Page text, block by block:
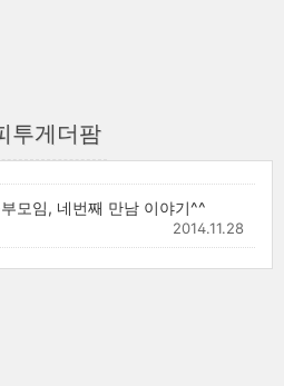
투게더팜
모임, 네번째 만남 이야기^^
2014.11.28